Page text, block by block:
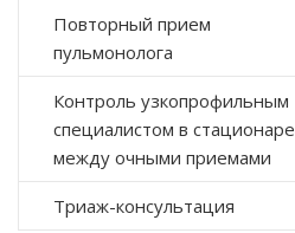
Повторный прием
пульмонолога
Контроль узкопрофильным
специалистом в стационаре
между очными приемами
Триаж-консультация